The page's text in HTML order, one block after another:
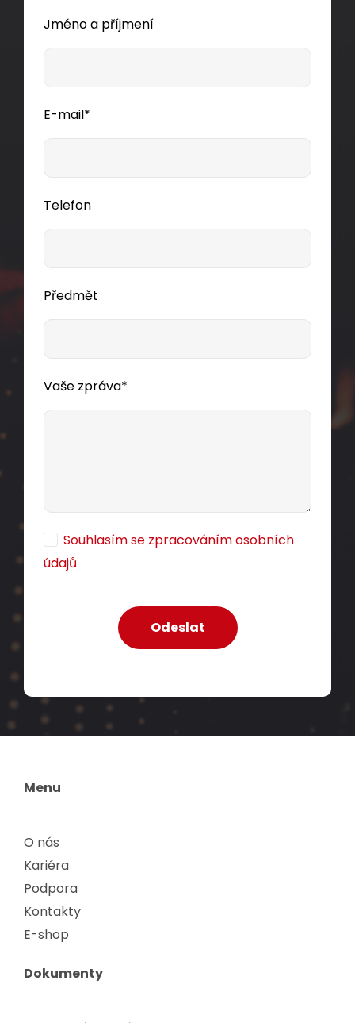
Jméno a příjmení
E-mail*
Telefon
Předmět
Vaše zpráva*
Souhlasím se zpracováním osobních
údajů
Menu
O nás
Kariéra
Podpora
Kontakty
E-shop
Dokumenty